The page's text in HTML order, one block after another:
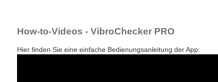
How-to-Videos - VibroChecker PRO
Hier finden Sie eine einfache Bedienungsanleitung der App: